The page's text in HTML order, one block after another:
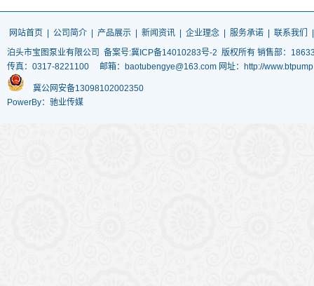
网站首页 公司简介 产品展示 新闻资讯 企业理念 服务承诺 联系我们
泊头市宝图泵业有限公司
备案号:冀ICP备14010283号-2 版权所有 销售部：
传真：0317-8221100 邮箱：baotubengye@163.com 网址：http://
冀公网安备13098102002350
PowerBy：驰业传媒